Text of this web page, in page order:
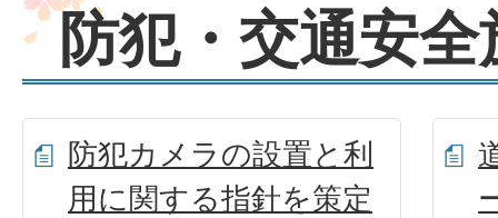
防犯・交通安全
防犯カメラの設置と利
用に関する指針を策定